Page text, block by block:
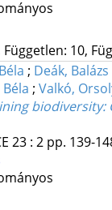
10,
; Deák,
; Valkó,
23: 2 pp. 139-